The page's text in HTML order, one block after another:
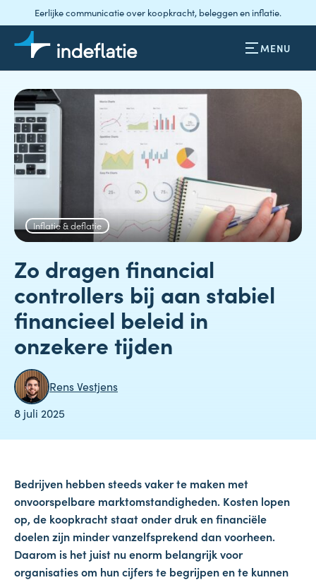
Eerlijke communicatie over koopkracht, beleggen en inflatie.
MENU
Zo dragen financial
controllers bij aan stabiel
financieel beleid in
onzekere tijden
Rens Vestjens
8 juli 2025
Inflatie & deflatie
Bedrijven hebben steeds vaker te maken met
onvoorspelbare marktomstandigheden. Kosten lopen
op, de koopkracht staat onder druk en financiële
doelen zijn minder vanzelfsprekend dan voorheen.
Daarom is het juist nu enorm belangrijk voor
organisaties om hun cijfers te begrijpen en te kunnen